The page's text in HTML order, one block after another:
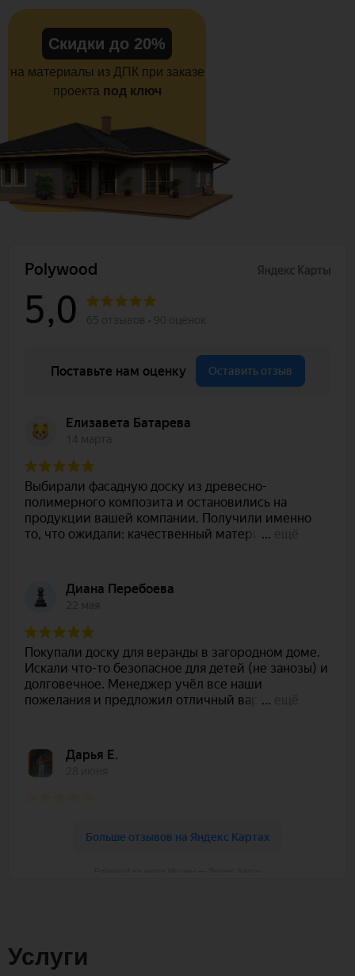
Скидки до 20%
на материалы из ДПК при заказе
проекта под ключ
Услуги